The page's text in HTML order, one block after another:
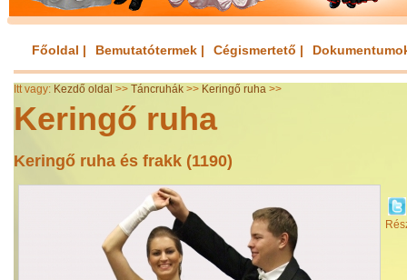
Főoldal | Bemutatótermek | Cégismertető |
Itt vagy: Kezdő oldal >> Táncruhák >> Keringő ruha >>
Keringő ruha
Keringő ruha és frakk (1190)